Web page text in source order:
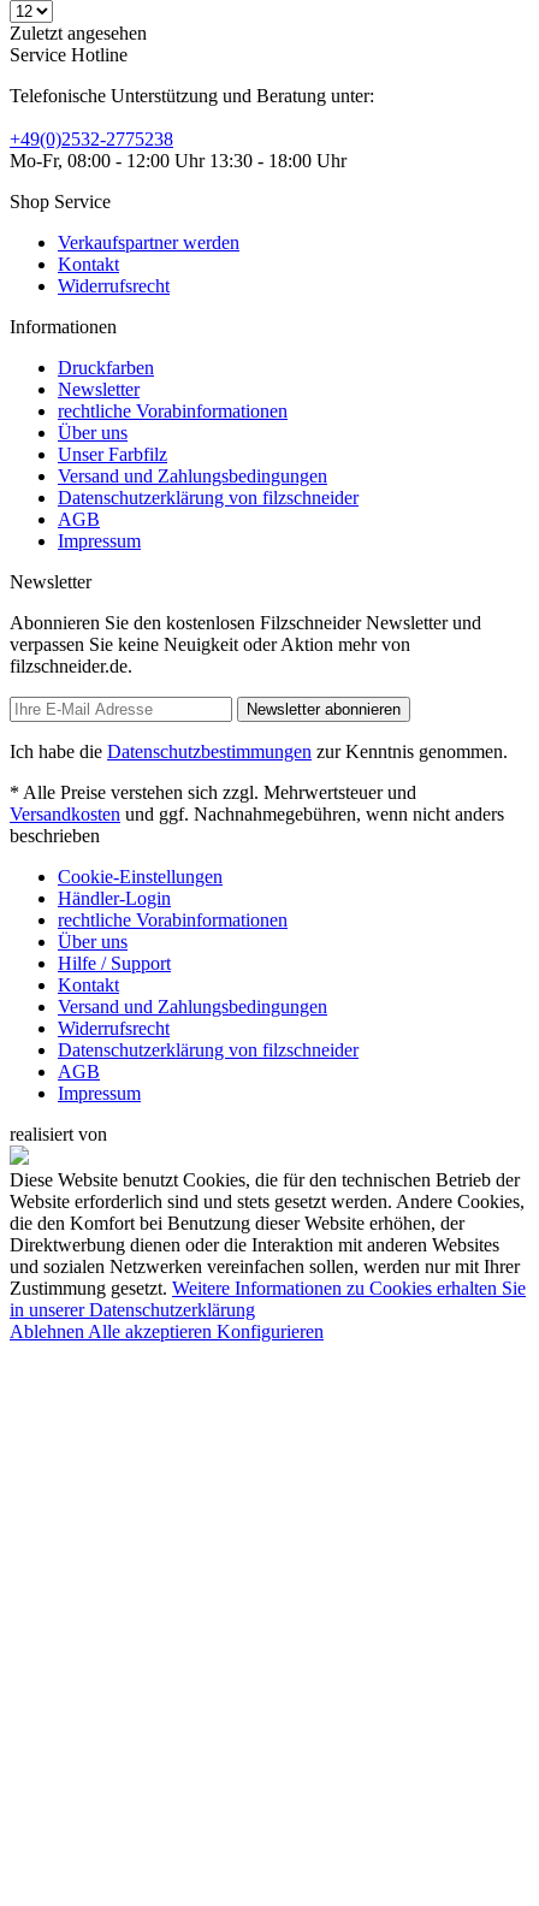
Zuletzt angesehen
Service Hotline
Telefonische Unterstützung und Beratung unter:
+49(0)2532-2775238
Mo-Fr, 08:00 - 12:00 Uhr 13:30 - 18:00 Uhr
Shop Service
Verkaufspartner werden
Kontakt
Widerrufsrecht
Informationen
Druckfarben
Newsletter
rechtliche Vorabinformationen
Über uns
Unser Farbfilz
Versand und Zahlungsbedingungen
Datenschutzerklärung von filzschneider
AGB
Impressum
Newsletter
Abonnieren Sie den kostenlosen Filzschneider Newsletter und
verpassen Sie keine Neuigkeit oder Aktion mehr von
filzschneider.de.
Newsletter abonnieren
Ich habe die Datenschutzbestimmungen zur Kenntnis genommen.
* Alle Preise verstehen sich zzgl. Mehrwertsteuer und
Versandkosten und ggf. Nachnahmegebühren, wenn nicht anders
beschrieben
Cookie-Einstellungen
Händler-Login
rechtliche Vorabinformationen
Über uns
Hilfe / Support
Kontakt
Versand und Zahlungsbedingungen
Widerrufsrecht
Datenschutzerklärung von filzschneider
AGB
Impressum
realisiert von
Diese Website benutzt Cookies, die für den technischen Betrieb der
Website erforderlich sind und stets gesetzt werden. Andere Cookies,
die den Komfort bei Benutzung dieser Website erhöhen, der
Direktwerbung dienen oder die Interaktion mit anderen Websites
und sozialen Netzwerken vereinfachen sollen, werden nur mit Ihrer
Zustimmung gesetzt. Weitere Informationen zu Cookies erhalten Sie
in unserer Datenschutzerklärung
Ablehnen Alle akzeptieren Konfigurieren